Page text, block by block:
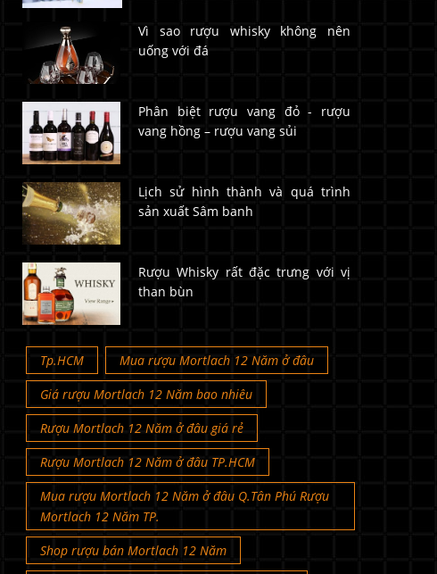
Vì sao rượu whisky không nên
uống với đá
Phân biệt rượu vang đỏ - rượu
vang hồng – rượu vang sủi
Lịch sử hình thành và quá trình
sản xuất Sâm banh
Rượu Whisky rất đặc trưng với vị
than bùn
Tp.HCM
Mua rượu Mortlach 12 Năm ở đâu
Giá rượu Mortlach 12 Năm bao nhiêu
Rượu Mortlach 12 Năm ở đâu giá rẻ
Rượu Mortlach 12 Năm ở đâu TP.HCM
Mua rượu Mortlach 12 Năm ở đâu Q.Tân Phú Rượu
Mortlach 12 Năm TP.
Shop rượu bán Mortlach 12 Năm